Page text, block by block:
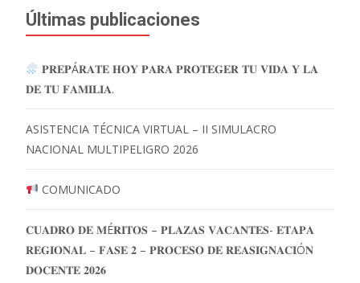
Últimas publicaciones
𝐏𝐑𝐄𝐏Á𝐑𝐀𝐓𝐄 𝐇𝐎𝐘 𝐏𝐀𝐑𝐀 𝐏𝐑𝐎𝐓𝐄𝐆𝐄𝐑 𝐓𝐔 𝐕𝐈𝐃𝐀 𝐘 𝐋𝐀
𝐃𝐄 𝐓𝐔 𝐅𝐀𝐌𝐈𝐋𝐈𝐀.
ASISTENCIA TÉCNICA VIRTUAL – II SIMULACRO
NACIONAL MULTIPELIGRO 2026
COMUNICADO
𝐂𝐔𝐀𝐃𝐑𝐎 𝐃𝐄 𝐌É𝐑𝐈𝐓𝐎𝐒 – 𝐏𝐋𝐀𝐙𝐀𝐒 𝐕𝐀𝐂𝐀𝐍𝐓𝐄𝐒- 𝐄𝐓𝐀𝐏𝐀
𝐑𝐄𝐆𝐈𝐎𝐍𝐀𝐋 – 𝐅𝐀𝐒𝐄 𝟐 – 𝐏𝐑𝐎𝐂𝐄𝐒𝐎 𝐃𝐄 𝐑𝐄𝐀𝐒𝐈𝐆𝐍𝐀𝐂𝐈Ó𝐍
𝐃𝐎𝐂𝐄𝐍𝐓𝐄 𝟐𝟎𝟐𝟔